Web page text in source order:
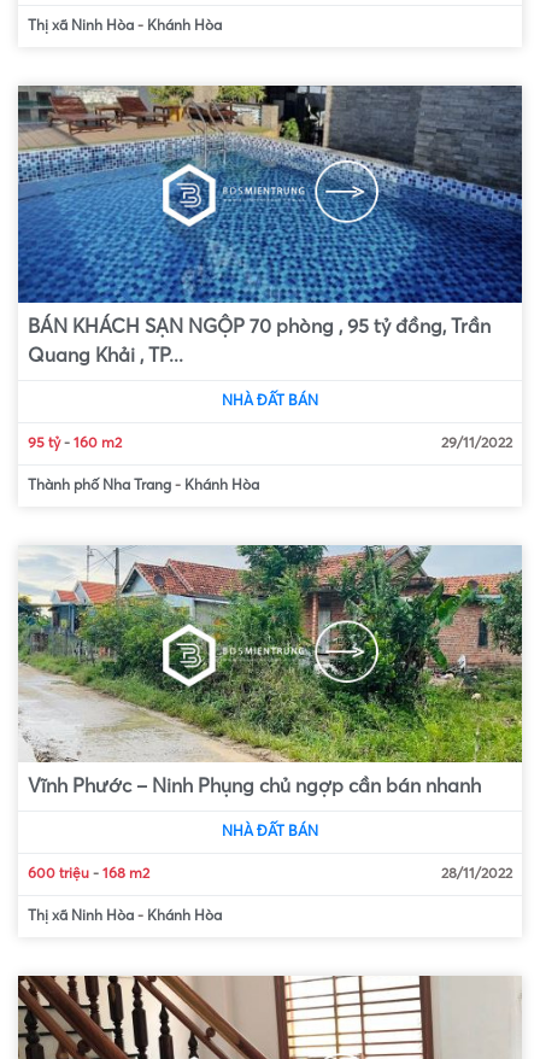
Thị xã Ninh Hòa - Khánh Hòa
BÁN KHÁCH SẠN NGỘP 70 phòng , 95 tỷ đồng, Trần
Quang Khải , TP...
NHÀ ĐẤT BÁN
95 tỷ- 160 m2 29/11/2022
Thành phố Nha Trang - Khánh Hòa
Vĩnh Phước – Ninh Phụng chủ ngợp cần bán nhanh
NHÀ ĐẤT BÁN
600 triệu - 168 m2 28/11/2022
Thị xã Ninh Hòa - Khánh Hòa